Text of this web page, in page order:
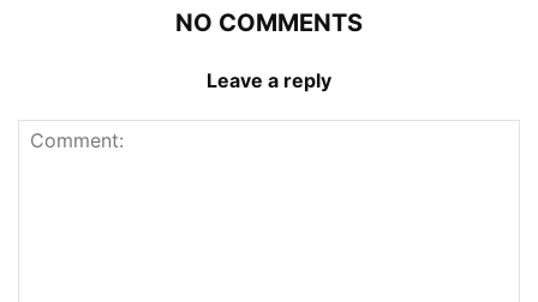
NO COMMENTS
Leave a reply